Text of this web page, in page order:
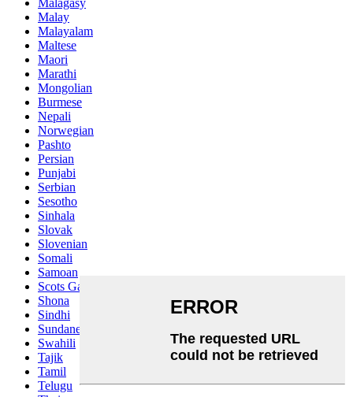
Malagasy
Malay
Malayalam
Maltese
Maori
Marathi
Mongolian
Burmese
Nepali
Norwegian
Pashto
Persian
Punjabi
Serbian
Sesotho
Sinhala
Slovak
Slovenian
Somali
Samoan
Scots Gaelic
Shona
Sindhi
Sundanese
Swahili
Tajik
Tamil
Telugu